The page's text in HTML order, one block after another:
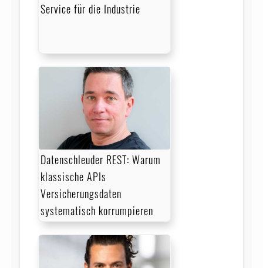
Service für die Industrie
Datenschleuder REST: Warum
klassische APIs
Versicherungsdaten
systematisch korrumpieren